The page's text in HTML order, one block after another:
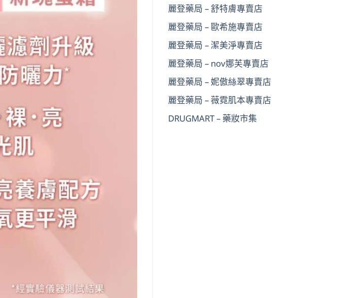
麗登藥局 – 舒特膚專賣店
麗登藥局 – 歐希施專賣店
麗登藥局 – 潔美淨專賣店
麗登藥局 – nov娜芙專賣店
麗登藥局 – 妮傲絲翠專賣店
麗登藥局 – 薇霓肌本專賣店
DRUGMART – 藥妝市集